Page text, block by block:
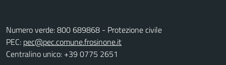
Numero verde: 800 689868 - Protezione civile
PEC: pec@pec.comune.frosinone.it
Centralino unico: +39 0775 2651